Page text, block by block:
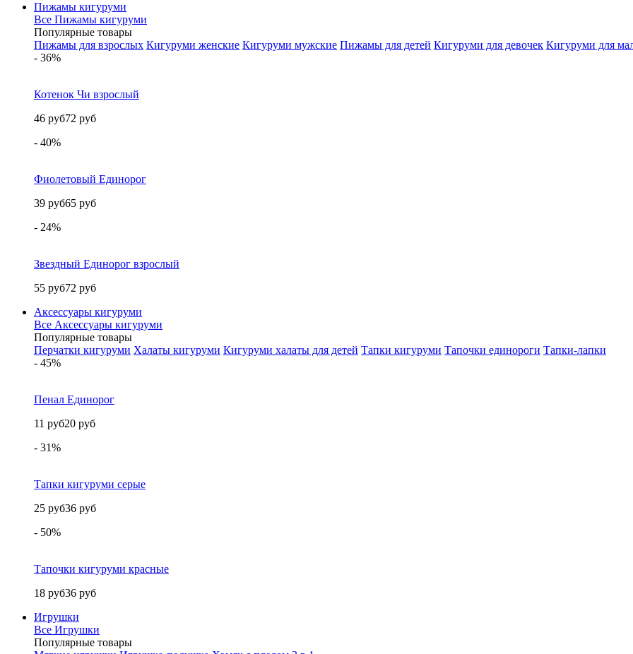
Пижамы кигуруми
Все Пижамы кигуруми
Популярные товары
Пижамы для взрослых Кигуруми женские Кигуруми мужские Пижамы для детей Кигуруми для девочек Кигуруми для
- 36%
Котенок Чи взрослый
46 руб72 руб
- 40%
Фиолетовый Единорог
39 руб65 руб
- 24%
Звездный Единорог взрослый
55 руб72 руб
Аксессуары кигуруми
Все Аксессуары кигуруми
Популярные товары
Перчатки кигуруми Халаты кигуруми Кигуруми халаты для детей Тапки кигуруми Тапочки единороги Тапки-лапки
- 45%
Пенал Единорог
11 руб20 руб
- 31%
Тапки кигуруми серые
25 руб36 руб
- 50%
Тапочки кигуруми красные
18 руб36 руб
Игрушки
Все Игрушки
Популярные товары